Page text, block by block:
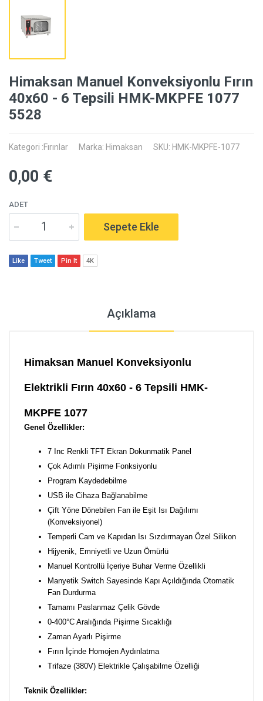
Himaksan Manuel Konveksiyonlu Fırın
40x60 - 6 Tepsili HMK-MKPFE 1077
5528
Kategori :Fırınlar Marka: Himaksan SKU: HMK-MKPFE-1077
0,00 €
ADET
Sepete Ekle
Like Tweet Pin It 4K
Açıklama
Himaksan Manuel Konveksiyonlu
Elektrikli Fırın 40x60 - 6 Tepsili HMK-
MKPFE 1077
Genel Özellikler:
7 Inc Renkli TFT Ekran Dokunmatik Panel
Çok Adımlı Pişirme Fonksiyonlu
Program Kaydedebilme
USB ile Cihaza Bağlanabilme
Çift Yöne Dönebilen Fan ile Eşit Isı Dağılımı
(Konveksiyonel)
Temperli Cam ve Kapıdan Isı Sızdırmayan Özel Silikon
Hijyenik, Emniyetli ve Uzun Ömürlü
Manuel Kontrollü İçeriye Buhar Verme Özellikli
Manyetik Switch Sayesinde Kapı Açıldığında Otomatik
Fan Durdurma
Tamamı Paslanmaz Çelik Gövde
0-400°C Aralığında Pişirme Sıcaklığı
Zaman Ayarlı Pişirme
Fırın İçinde Homojen Aydınlatma
Trifaze (380V) Elektrikle Çalışabilme Özelliği
Teknik Özellikler: